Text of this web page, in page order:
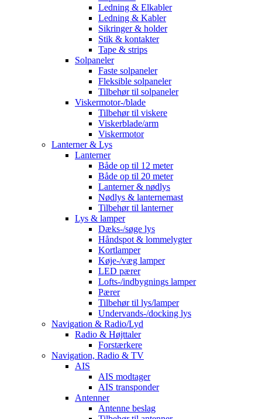
Ledning & Elkabler
Ledning & Kabler
Sikringer & holder
Stik & kontakter
Tape & strips
Solpaneler
Faste solpaneler
Fleksible solpaneler
Tilbehør til solpaneler
Viskermotor-/blade
Tilbehør til viskere
Viskerblade/arm
Viskermotor
Lanterner & Lys
Lanterner
Både op til 12 meter
Både op til 20 meter
Lanterner & nødlys
Nødlys & lanternemast
Tilbehør til lanterner
Lys & lamper
Dæks-/søge lys
Håndspot & lommelygter
Kortlamper
Køje-/væg lamper
LED pærer
Lofts-/indbygnings lamper
Pærer
Tilbehør til lys/lamper
Undervands-/docking lys
Navigation & Radio/Lyd
Radio & Højttaler
Forstærkere
Navigation, Radio & TV
AIS
AIS modtager
AIS transponder
Antenner
Antenne beslag